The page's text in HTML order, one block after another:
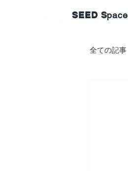
SEED Space
全ての記事